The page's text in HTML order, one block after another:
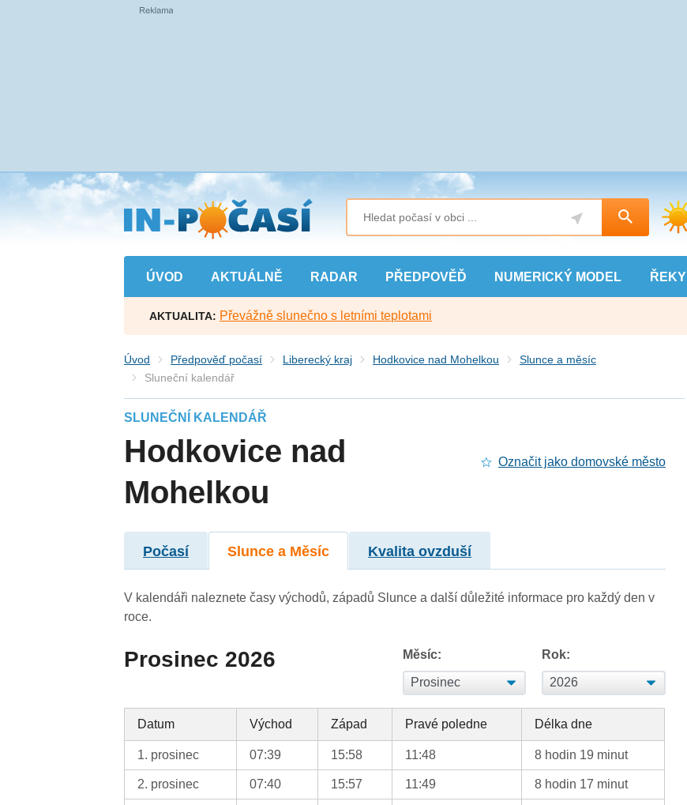
Přejít
na
hlavní
obsah
ÚVOD AKTUÁLNĚ RADAR PŘEDPOVĚĎ NUMERICKÝ MODEL ŘEKY
AKTUALITA: Převážně slunečno s letními teplotami
Úvod Předpověď počasí Liberecký kraj Hodkovice nad Mohelkou
Slunce a měsíc
Sluneční kalendář
SLUNEČNÍ KALENDÁŘ
Hodkovice nad
Mohelkou
Označit jako domovské město
Počasí Slunce a Měsíc Kvalita ovzduší
V kalendáři naleznete časy východů, západů Slunce a další důležité informace pro každý den v
roce.
Prosinec 2026 Měsíc: Rok:
Datum Východ Západ Pravé poledne Délka dne
1. prosinec 07:39 15:58 11:48 8 hodin 19 minut
2. prosinec 07:40 15:57 11:49 8 hodin 17 minut